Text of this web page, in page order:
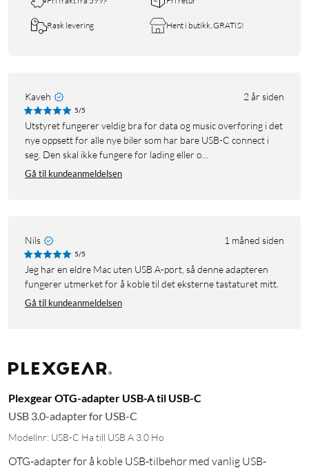
Rask levering Hent i butikk, GRATIS!
Kaveh 2 år siden
5/5
Utstyret fungerer veldig bra for data og music overføring i det
nye oppsett for alle nye biler som har bare USB-C connect i
seg. Den skal ikke fungere for lading eller o...
Gå til kundeanmeldelsen
Nils 1 måned siden
5/5
Jeg har en eldre Mac uten USB A-port, så denne adapteren
fungerer utmerket for å koble til det eksterne tastaturet mitt.
Gå til kundeanmeldelsen
Plexgear OTG-adapter USB-A til USB-C
USB 3.0-adapter for USB-C
Modellnr: USB-C Ha till USB A 3.0 Ho
OTG-adapter for å koble USB-tilbehør med vanlig USB-